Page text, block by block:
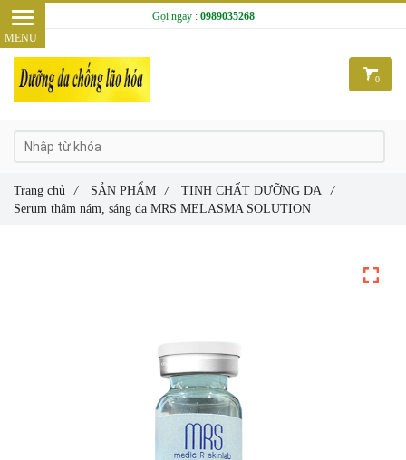
Trang chủ / SẢN PHẨM / TINH CHẤT DƯỠNG DA
/
Serum thâm nám, sáng da MRS MELASMA SOLUTION
Gọi ngay : 0989035268
0